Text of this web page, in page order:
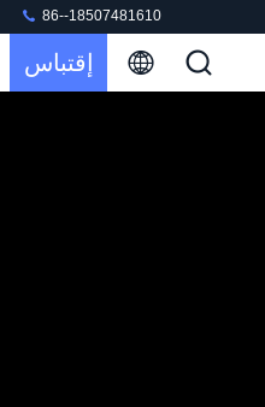
86--18507481610
إقتباس